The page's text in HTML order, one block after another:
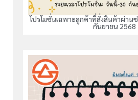
โปรโมชั่นเฉพาะลูกค้าที่สั่งสินค้าผ่าน
กันยายน 2568